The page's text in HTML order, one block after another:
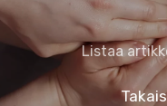
Listaa